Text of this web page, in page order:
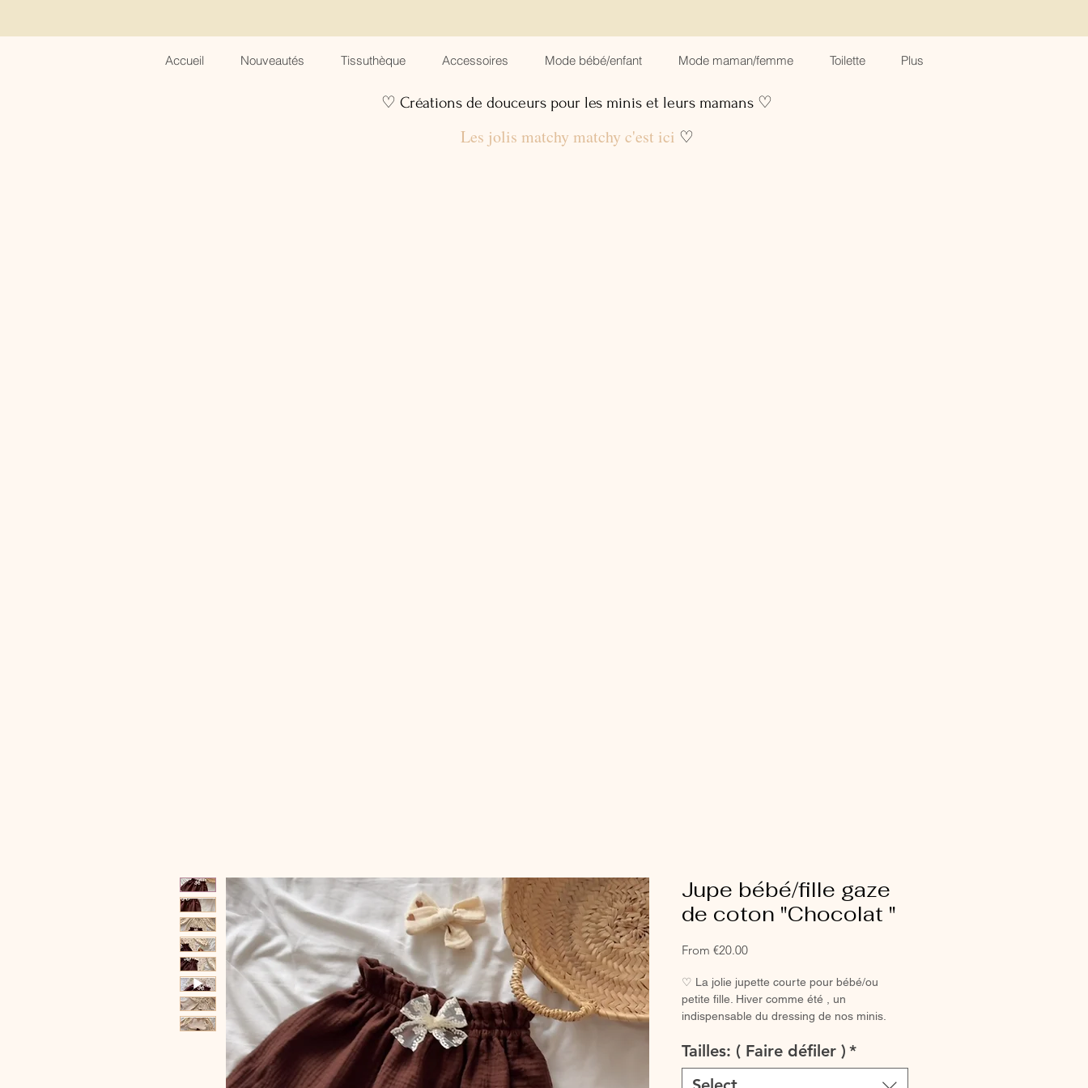
Accueil Nouveautés Tissuthèque Accessoires Mode bébé/enfant Mode maman/femme Toilette Plus
♡ Créations de douceurs pour les minis et leurs mamans ♡
Les jolis matchy matchy c'est ici ♡
Jupe bébé/fille gaze
de coton "Chocolat "
From €20.00Sale
♡ La jolie jupette courte pour bébé/ou
petite fille. Hiver comme été , un
indispensable du dressing de nos minis.
main.
La dentelle peut varier selon la disponibilité
chez mes fournisseurs.
Tailles: ( Faire défiler ) *